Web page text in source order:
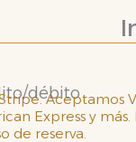
débito
Aceptamos
Express y
de reserva.